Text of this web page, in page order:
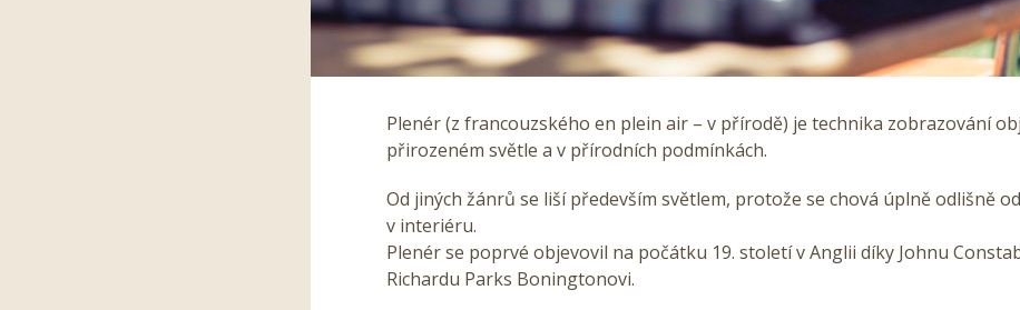
Plenér (z francouzského en plein air – v přírodě) je technika zobrazování
přirozeném světle a v přírodních podmínkách.
Od jiných žánrů se liší především světlem, protože se chová úplně odlišně
v interiéru.
Plenér se poprvé objevovil na počátku 19. století v Anglii díky Johnu
Richardu Parks Boningtonovi.